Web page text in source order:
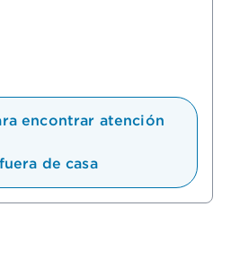
encontrar atención
fuera de casa